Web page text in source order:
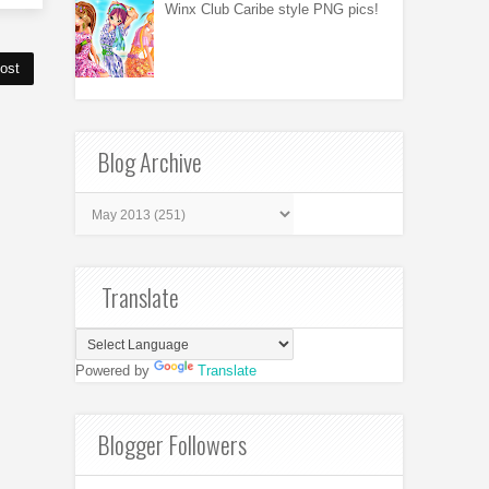
Winx Club Caribe style PNG pics!
Blog Archive
Translate
Powered by Translate
Blogger Followers